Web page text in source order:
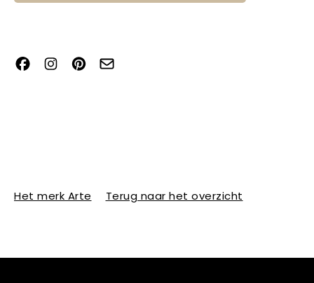
Het merk Arte Terug naar het overzicht